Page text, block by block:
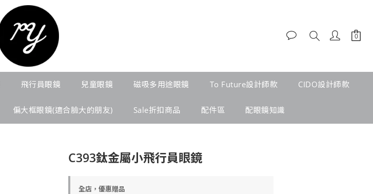
飛行員眼鏡 兒童眼鏡 磁吸多用途眼鏡 To Future設計師款 CIDO設計師款
偏大框眼鏡(適合臉大的朋友) Sale折扣商品 配件區 配眼鏡知識
C393鈦金屬小飛行員眼鏡
全店，優惠贈品